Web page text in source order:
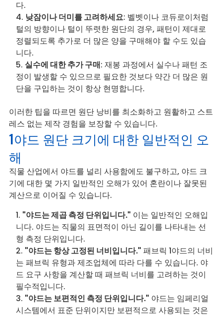
다.
낮잠이나 더미를 고려하세요: 벨벳이나 코듀로이처럼
털의 방향이나 털이 뚜렷한 원단의 경우, 패턴이 제대로
정렬되도록 추가로 더 많은 양을 구매해야 할 수도 있습
니다.
실수에 대한 추가 구매: 재봉 과정에서 실수나 패턴 조
정이 발생할 수 있으므로 필요한 것보다 약간 더 많은 원
단을 구입하는 것이 항상 현명합니다.
이러한 팁을 따르면 원단 낭비를 최소화하고 원활하고 스트
레스 없는 제작 경험을 보장할 수 있습니다.
1야드 원단 크기에 대한 일반적인 오
해
직물 산업에서 야드를 널리 사용함에도 불구하고, 야드 크
기에 대한 몇 가지 일반적인 오해가 있어 혼란이나 잘못된
계산으로 이어질 수 있습니다.
"야드는 제곱 측정 단위입니다." 이는 일반적인 오해입
니다. 야드는 직물의 표면적이 아닌 길이를 나타내는 선
형 측정 단위입니다.
"야드는 항상 고정된 너비입니다." 패브릭 1야드의 너비
는 패브릭 유형과 제조업체에 따라 다를 수 있습니다. 야
드 요구 사항을 계산할 때 패브릭 너비를 고려하는 것이
필수적입니다.
"야드는 보편적인 측정 단위입니다." 야드는 임페리얼
시스템에서 표준 단위이지만 보편적으로 사용되는 것은